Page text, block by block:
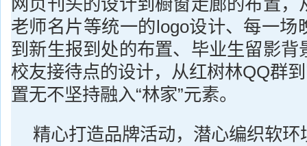
网页刊头的设计到橱窗走廊的布置，
老师名片等统一的logo设计、每一场
到新生报到处的布置、毕业生留影背
校友接待点的设计，从红树林QQ群
置无不坚持融入“林家”元素。
精心打造品牌活动，潜心编织软